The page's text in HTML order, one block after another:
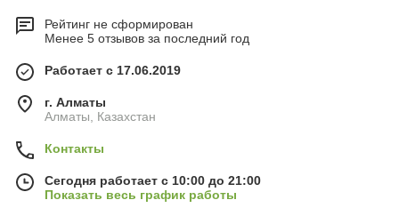
Рейтинг не сформирован
Менее 5 отзывов за последний год
Работает с 17.06.2019
г. Алматы
Алматы, Казахстан
Контакты
Сегодня работает с 10:00 до 21:00
Показать весь график работы